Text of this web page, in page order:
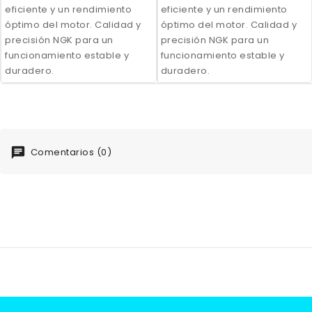
eficiente y un rendimiento
óptimo del motor. Calidad y
precisión NGK para un
funcionamiento estable y
duradero.
eficiente y un rendimiento
óptimo del motor. Calidad y
precisión NGK para un
funcionamiento estable y
duradero.
Comentarios (0)